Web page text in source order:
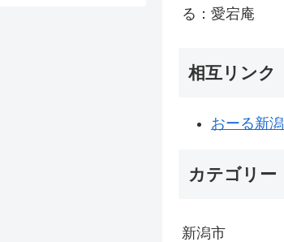
る：愛宕庵
相互リンク
おーる新潟
カテゴリー
新潟市